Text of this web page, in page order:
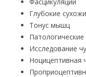
Глубокие
Тонус мышц
Исследование
Ноцицептивная